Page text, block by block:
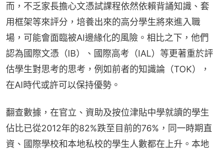
而，不乏家長擔心文憑試課程依然依賴背誦知識、套
用框架等來評分，培養出來的高分學生將來進入職
場，可能會面臨被AI邊緣化的風險。相比之下，他們
認為國際文憑（IB）、國際高考（IAL）等更著重於評
估學生對思考的思考，例如前者的知識論（TOK），
在AI時代或許可以保持優勢。
翻查數據，在官立、資助及按位津貼中學就讀的學生
佔比已從2012年的82%跌至目前的76%，同一時期直
資、國際學校和本地私校的學生人數都在上升。本地